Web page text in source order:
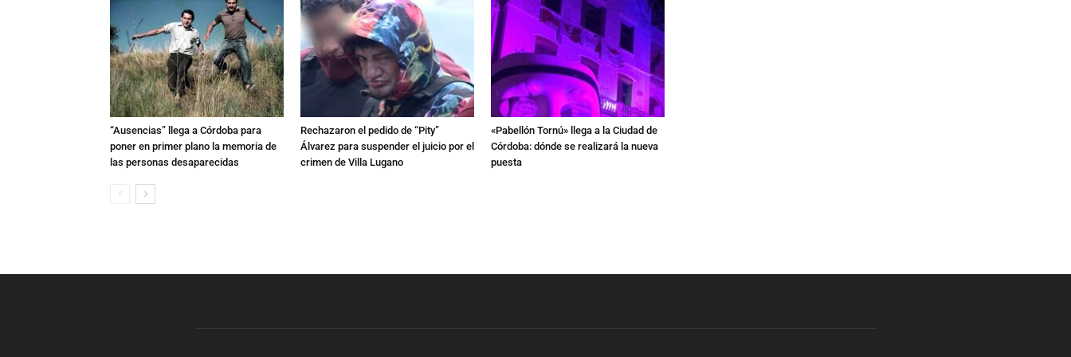
“Ausencias” llega a Córdoba para
poner en primer plano la memoria de
las personas desaparecidas
Rechazaron el pedido de “Pity”
Álvarez para suspender el juicio por el
crimen de Villa Lugano
«Pabellón Tornú» llega a la Ciudad de
Córdoba: dónde se realizará la nueva
puesta